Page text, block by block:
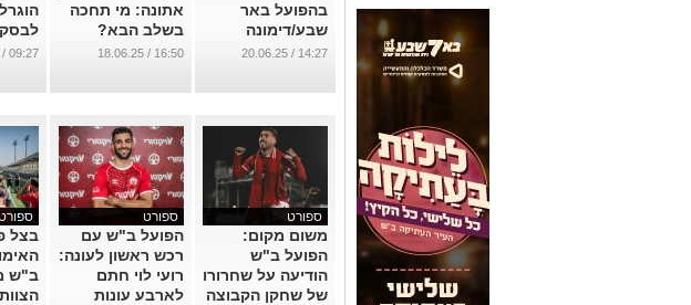
בהפועל באר
שבע/דימונה
...
14:27 / 20.06.25
אתונה: מי תחכה
בשלב הבא?
...
16:50 / 18.06.25
...
09:27 / 18.06.25
ספורט
משום מקום:
הפועל ב"ש
הודיעה על שחרורו
של שחקן הקבוצה
ספורט
הפועל ב"ש עם
רכש ראשון לעונה:
רועי לוי חתם
לארבע עונות
ספורט
בצל
ב"ש